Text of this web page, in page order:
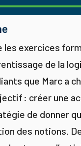
les exercices
de la
que Marc a
: créer une
de donner
des notions.